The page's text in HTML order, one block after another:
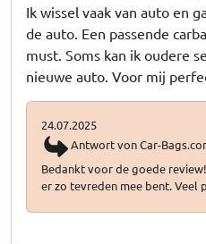
Ik wissel vaak van auto en
de auto. Een passende
must. Soms kan ik oudere
nieuwe auto. Voor mij
24.07.2025
Antwort von Car-
Bedankt voor de goede
er zo tevreden mee bent. Veel